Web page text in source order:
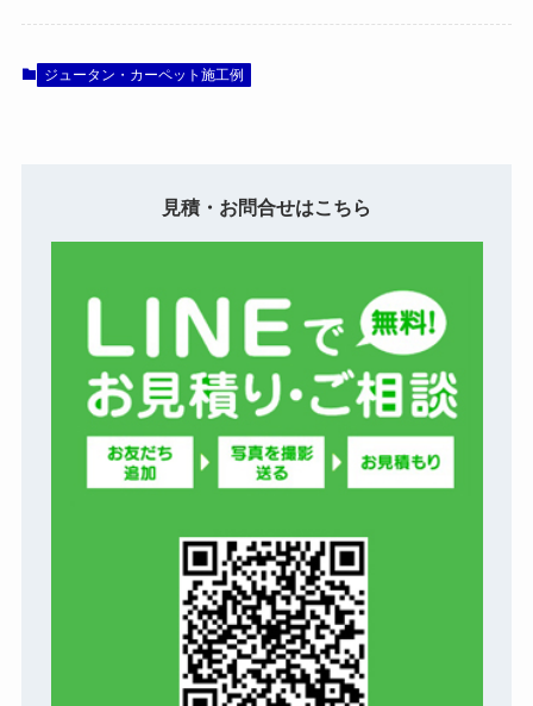
ジュータン・カーペット施工例
見積・お問合せはこちら